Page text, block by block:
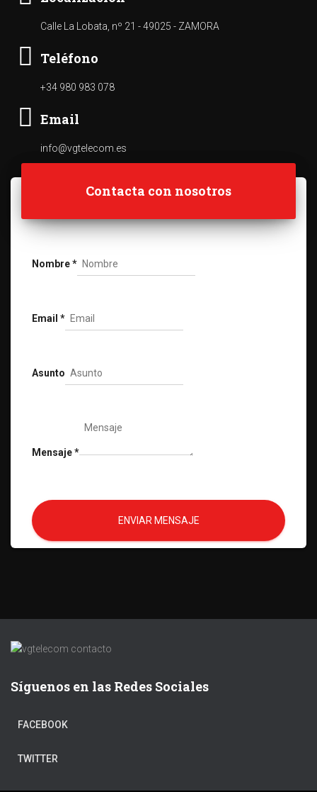
Calle La Lobata, nº 21 - 49025 - ZAMORA
Teléfono
+34 980 983 078
Email
info@vgtelecom.es
Contacta con nosotros
Nombre*
Email *
Asunto
Mensaje*
ENVIAR MENSAJE
Síguenos en las Redes Sociales
FACEBOOK
TWITTER